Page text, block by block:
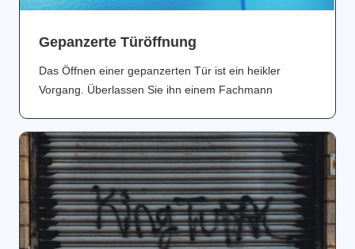
Gepanzerte Türöffnung
Das Öffnen einer gepanzerten Tür ist ein heikler
Vorgang. Überlassen Sie ihn einem Fachmann